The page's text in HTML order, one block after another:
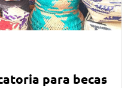
para becas